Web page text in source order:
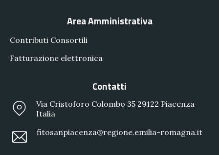
Area Amministrativa
Contributi Consortili
Fatturazione elettronica
Contatti
Via Cristoforo Colombo 35 29122 Piacenza
Italia
fitosanpiacenza@regione.emilia-romagna.it